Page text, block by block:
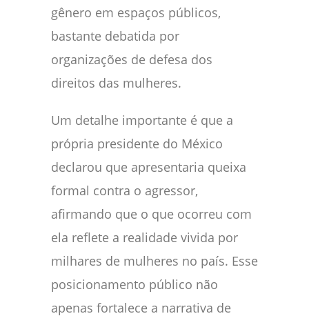
gênero em espaços públicos,
bastante debatida por
organizações de defesa dos
direitos das mulheres.
Um detalhe importante é que a
própria presidente do México
declarou que apresentaria queixa
formal contra o agressor,
afirmando que o que ocorreu com
ela reflete a realidade vivida por
milhares de mulheres no país. Esse
posicionamento público não
apenas fortalece a narrativa de